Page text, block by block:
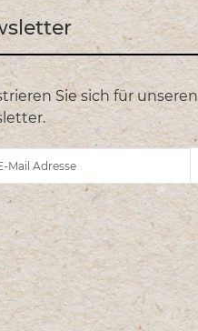
Sie sich für unseren